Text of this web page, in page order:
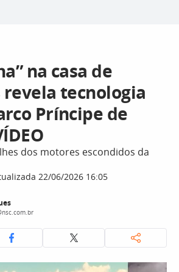
na casa de
tecnologia
Príncipe de
dos motores escondidos da
22/06/2026 16:05